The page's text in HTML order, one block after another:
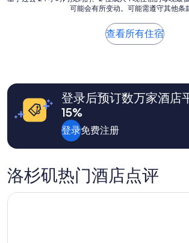
找
成
人
晚
住
宿
可能会有所变动。可能需遵守其他条
查看所有住宿
登录后预订数万家酒店
15%
登录免费注册
洛杉矶热门酒店点评
喜来登洛杉矶大道酒店